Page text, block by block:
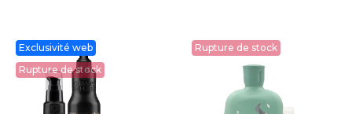
Exclusivité web
Rupture de stock
Rupture de stock